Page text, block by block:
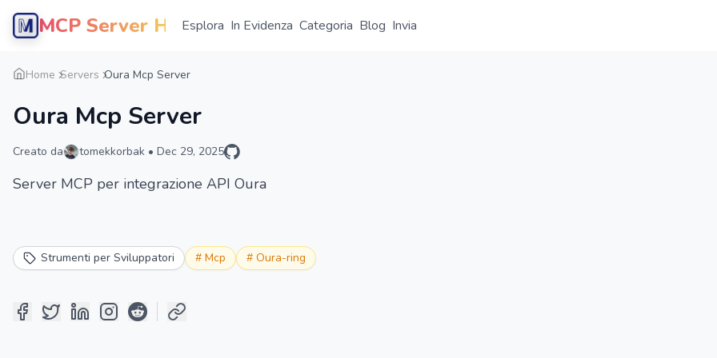
MCP Server HubEsplora In Evidenza Categoria Blog Invia
Home Servers Oura Mcp Server
Oura Mcp Server
Creato da tomekkorbak • Dec 29, 2025
Server MCP per integrazione API Oura
Strumenti per Sviluppatori # Mcp # Oura-ring